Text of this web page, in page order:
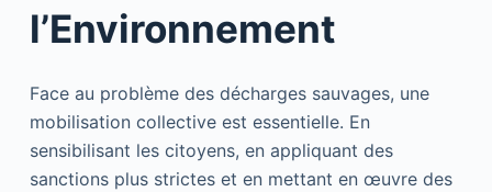
l’Environnement
Face au problème des décharges sauvages, une
mobilisation collective est essentielle. En
sensibilisant les citoyens, en appliquant des
sanctions plus strictes et en mettant en œuvre des